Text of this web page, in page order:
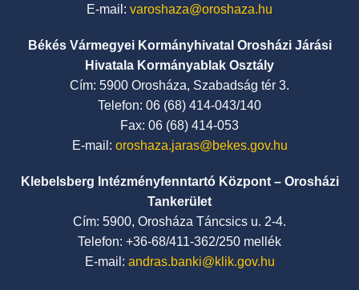
E-mail: varoshaza@oroshaza.hu
Békés Vármegyei Kormányhivatal Orosházi Járási
Hivatala Kormányablak Osztály
Cím: 5900 Orosháza, Szabadság tér 3.
Telefon: 06 (68) 414-043/140
Fax: 06 (68) 414-053
E-mail: oroshaza.jaras@bekes.gov.hu
Klebelsberg Intézményfenntartó Központ – Orosházi
Tankerület
Cím: 5900, Orosháza Táncsics u. 2-4.
Telefon: +36-68/411-362/250 mellék
E-mail: andras.banki@klik.gov.hu